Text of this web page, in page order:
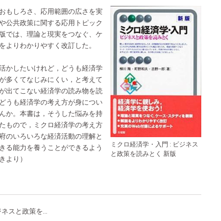
ミクロ経済学・入門 : ビジネス
と政策を読みとく 新版
もしろさ、応用範囲の広さを実
公共政策に関する応用トピック
では、理論と現実をつなぐ、ケ
よりわかりやすく改訂した。
かしたいけれど，どうも経済学
多くてなじみにくい，と考えて
出てこない経済学の読み物を読
うも経済学の考え方が身につい
か。本書は，そうした悩みを持
もので，ミクロ経済学の考え方
のいろいろな経済活動の理解と
る能力を養うことができるよう
より）
スと政策を...